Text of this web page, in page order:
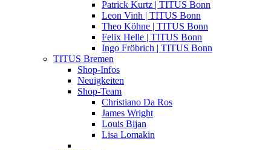
Patrick Kurtz | TITUS Bonn
Leon Vinh | TITUS Bonn
Theo Köhne | TITUS Bonn
Felix Helle | TITUS Bonn
Ingo Fröbrich | TITUS Bonn
TITUS Bremen
Shop-Infos
Neuigkeiten
Shop-Team
Christiano Da Ros
James Wright
Louis Bijan
Lisa Lomakin